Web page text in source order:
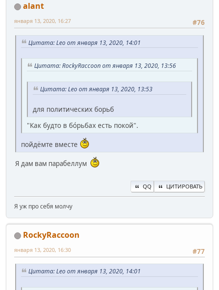
alant
#76
января 13, 2020, 16:27
Цитата: Leo от января 13, 2020, 14:01
Цитата: RockyRaccoon от января 13, 2020, 13:56
Цитата: Leo от января 13, 2020, 13:53
для политических борьб
"Как будто в бо́рьбах есть покой".
пойдёмте вместе
Я дам вам парабеллум
QQ ЦИТИРОВАТЬ
Я уж про себя молчу
RockyRaccoon
#77
января 13, 2020, 16:30
Цитата: Leo от января 13, 2020, 14:01